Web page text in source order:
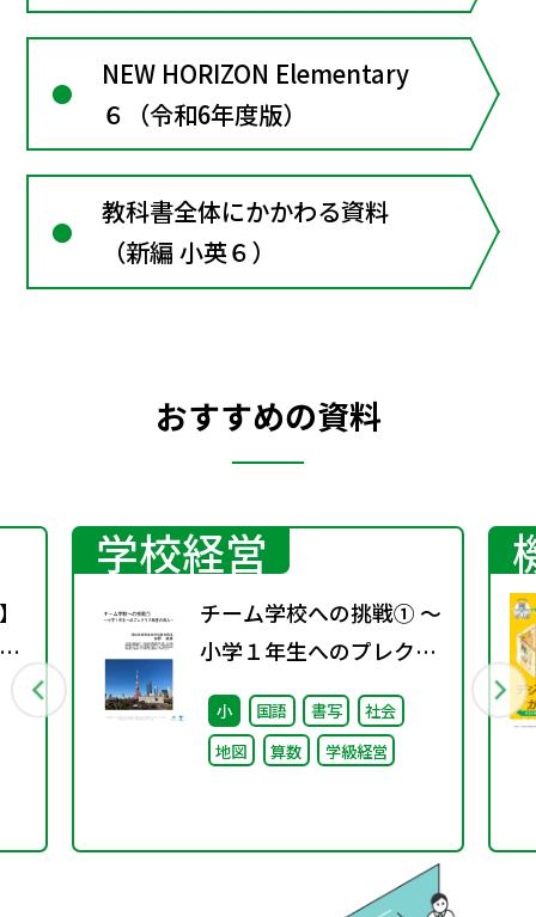
NEW HORIZON Elementary
６（令和6年度版）
教科書全体にかかわる資料
（新編 小英６）
おすすめの資料
学校経営
チーム学校への挑戦① ～
小学１年生へのプレクラ
ス制度の導入～
小 国語 書写
社会
地図
算数 学級経営